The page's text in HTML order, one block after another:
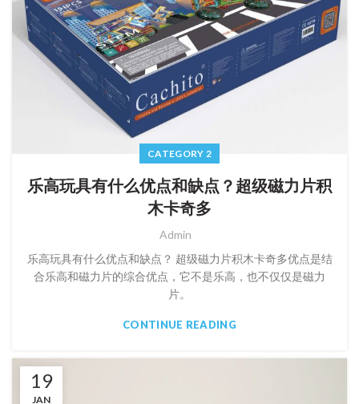
CATEGORY 2
乐高玩具有什么优点和缺点？超级磁力片积
木卡奇多
Admin
乐高玩具有什么优点和缺点？ 超级磁力片积木卡奇多优点是结
合乐高和磁力片的综合优点，它不是乐高，也不仅仅是磁力
片。
CONTINUE READING
19
JAN